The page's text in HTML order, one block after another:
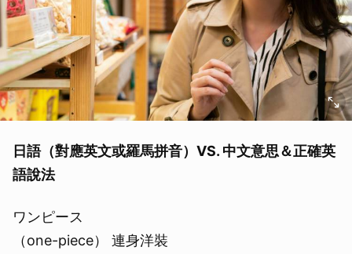
日語（對應英文或羅馬拼音）VS. 中文意思＆正確英
語說法
ワンピース
（one-piece） 連身洋裝